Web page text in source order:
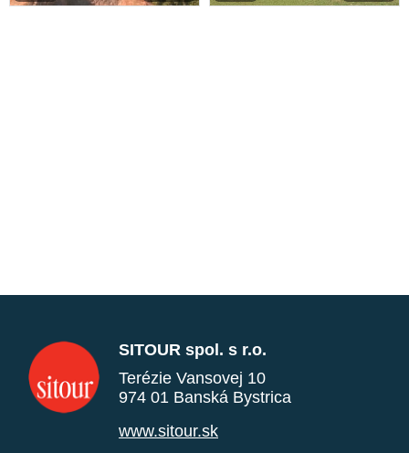
SITOUR spol. s r.o.
Terézie Vansovej 10
974 01 Banská Bystrica
www.sitour.sk